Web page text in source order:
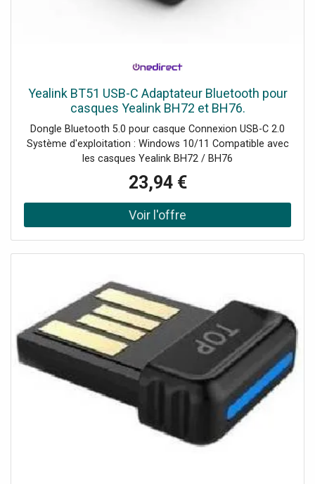
Yealink BT51 USB-C Adaptateur Bluetooth pour
casques Yealink BH72 et BH76.
Dongle Bluetooth 5.0 pour casque Connexion USB-C 2.0
Système d'exploitation : Windows 10/11 Compatible avec
les casques Yealink BH72 / BH76
23,94 €